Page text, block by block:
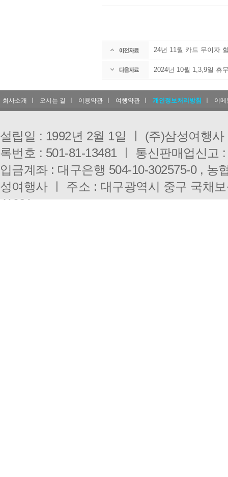
24년 11월 카드 무이자
2024년 10월 1,3,9일 휴
회사소개 오시는 길 이용약관 여행약관 개인정보처리방침 이
설립일 : 1992년 2월 1일 ㅣ (주)삼성여행
록번호 : 501-81-13481 ㅣ 통신판매업신고
입금계좌 : 대구은행 504-10-302575-0 , 농
성여행사 ㅣ 주소 : 대구광역시 중구 국채
41921